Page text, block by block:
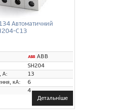
Автоматичний
C13
ABB
SH204
А:
13
кА:
6
4
Детальніше